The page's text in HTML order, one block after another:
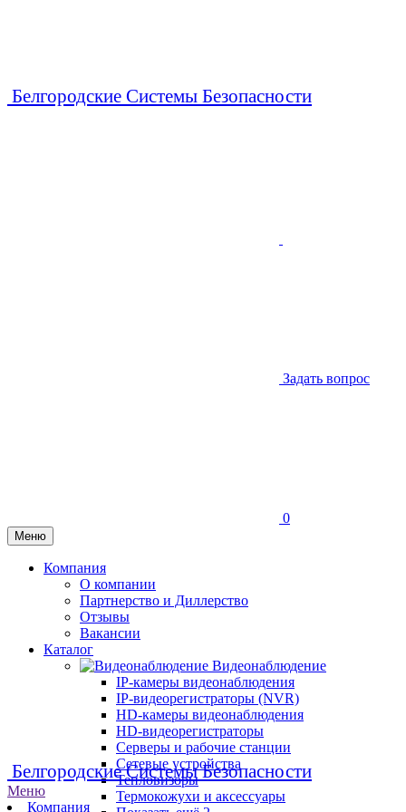
Белгородские Системы Безопасности
Задать вопрос
0
Меню
Компания
О компании
Партнерство и Диллерство
Отзывы
Вакансии
Каталог
Видеонаблюдение
IP-камеры видеонаблюдения
IP-видеорегистраторы (NVR)
HD-камеры видеонаблюдения
HD-видеорегистраторы
Серверы и рабочие станции
Сетевые устройства
Тепловизоры
Термокожухи и аксессуары
Белгородские Системы Безопасности
Меню
Компания